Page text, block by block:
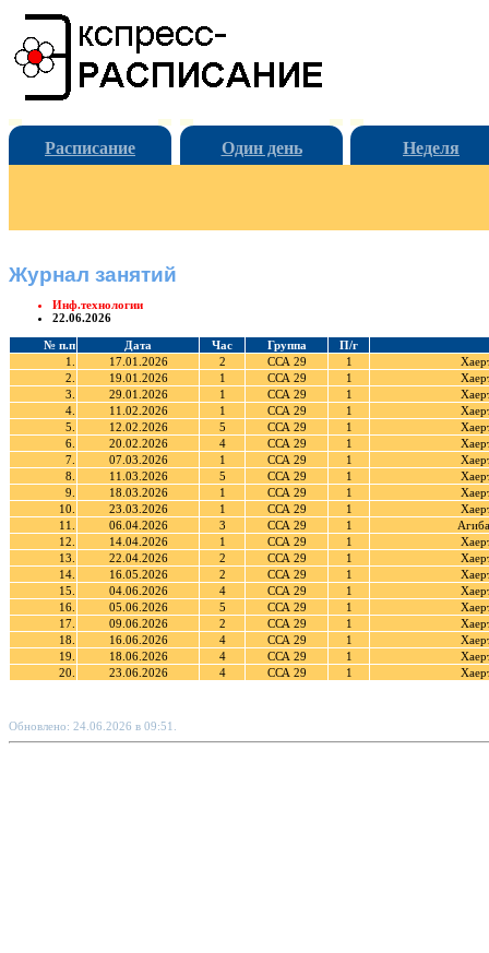
Расписание Один день Неделя
Журнал занятий
Инф.технологии
22.06.2026
№ п.п Дата Час Группа
П/г
1.
17.01.2026 2 ССА 29 1
2.
19.01.2026 1 ССА 29 1
3.
29.01.2026 1 ССА 29 1
4.
11.02.2026 1 ССА 29 1
5.
12.02.2026 5 ССА 29 1
6.
20.02.2026 4 ССА 29 1
7.
07.03.2026 1 ССА 29 1
8.
11.03.2026 5 ССА 29 1
9.
18.03.2026 1 ССА 29 1
10.
23.03.2026 1 ССА 29 1
11.
06.04.2026 3 ССА 29 1
12.
14.04.2026 1 ССА 29 1
13.
22.04.2026 2 ССА 29 1
14.
16.05.2026 2 ССА 29 1
15.
04.06.2026 4 ССА 29 1
16.
05.06.2026 5 ССА 29 1
17.
09.06.2026 2 ССА 29 1
18.
16.06.2026 4 ССА 29 1
19.
18.06.2026 4 ССА 29 1
20.
23.06.2026 4 ССА 29 1
Обновлено: 24.06.2026 в 09:51.